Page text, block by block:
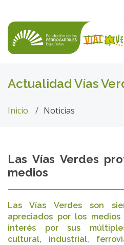
Actualidad Vías
Inicio Noticias
Las Vías Verdes
medios
Las Vías Verdes son
apreciados por los
interés por sus
cultural, industrial,